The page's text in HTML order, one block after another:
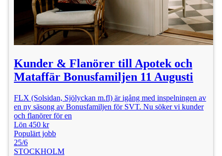
Kunder & Flanörer till Apotek och
Mataffär Bonusfamiljen 11 Augusti
FLX (Solsidan, Sjölyckan m.fl) är igång med inspelningen av
en ny säsong av Bonusfamiljen för SVT. Nu söker vi kunder
och flanörer för en
Lön 450 kr
Populärt jobb
25/6
STOCKHOLM